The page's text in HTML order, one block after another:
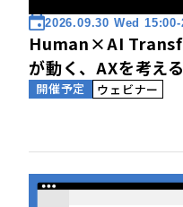
2026.09.30 Wed 15:00-
Human×AI
が動く、AXを考える
開催予定
ウェビナー